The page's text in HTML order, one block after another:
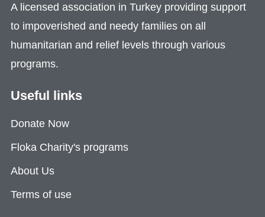
A licensed association in Turkey providing support
to impoverished and needy families on all
humanitarian and relief levels through various
programs.
Useful links
Donate Now
Floka Charity's programs
About Us
Terms of use